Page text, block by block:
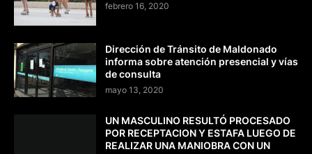
febrero 16, 2020
Dirección de Tránsito de Maldonado
informa sobre atención presencial y vías
de consulta
mayo 13, 2020
UN MASCULINO RESULTÓ PROCESADO
POR RECEPTACION Y ESTAFA LUEGO DE
REALIZAR UNA MANIOBRA CON UN